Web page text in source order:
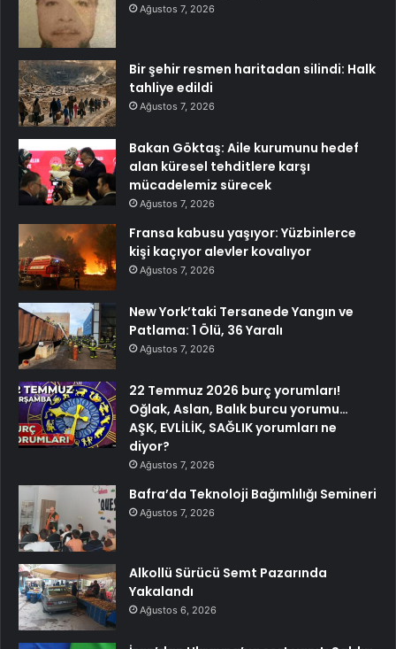
Ağustos 7, 2026
Bir şehir resmen haritadan silindi: Halk
tahliye edildi
Ağustos 7, 2026
Bakan Göktaş: Aile kurumunu hedef
alan küresel tehditlere karşı
mücadelemiz sürecek
Ağustos 7, 2026
Fransa kabusu yaşıyor: Yüzbinlerce
kişi kaçıyor alevler kovalıyor
Ağustos 7, 2026
New York’taki Tersanede Yangın ve
Patlama: 1 Ölü, 36 Yaralı
Ağustos 7, 2026
22 Temmuz 2026 burç yorumları!
Oğlak, Aslan, Balık burcu yorumu…
AŞK, EVLİLİK, SAĞLIK yorumları ne
diyor?
Ağustos 7, 2026
Bafra’da Teknoloji Bağımlılığı Semineri
Ağustos 7, 2026
Alkollü Sürücü Semt Pazarında
Yakalandı
Ağustos 6, 2026